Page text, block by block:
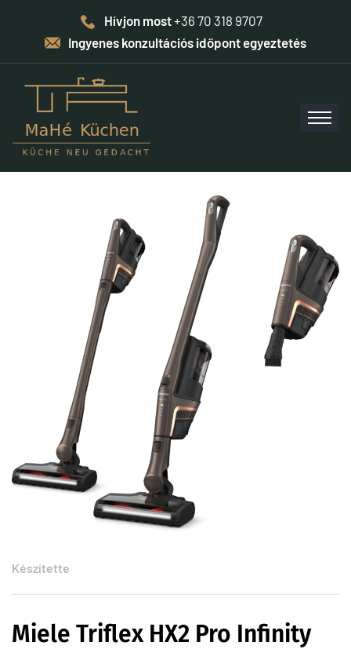
Hívjon most+36 70 318 9707
Ingyenes konzultációs időpont egyeztetés
Készítette
Miele Triflex HX2 Pro Infinity